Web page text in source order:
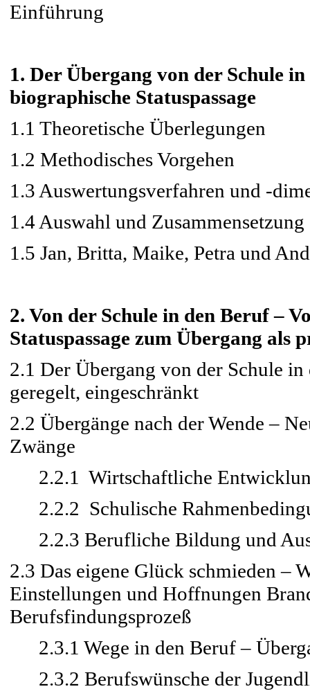
Einführung
1. Der Übergang von der Schule
biographische Statuspassage
1.1 Theoretische Überlegungen
1.2 Methodisches Vorgehen
1.3 Auswertungsverfahren und -
1.4 Auswahl und
1.5 Jan, Britta, Maike, Petra und
2. Von der Schule in den Beruf –
Statuspassage zum Übergang als
2.1 Der Übergang von der Schule
geregelt, eingeschränkt
2.2 Übergänge nach der Wende –
Zwänge
2.2.1 Wirtschaftliche
2.2.2 Schulische
2.2.3 Berufliche Bildung und
2.3 Das eigene Glück schmieden –
Einstellungen und Hoffnungen
Berufsfindungsprozeß
2.3.1 Wege in den Beruf –
2.3.2 Berufswünsche der